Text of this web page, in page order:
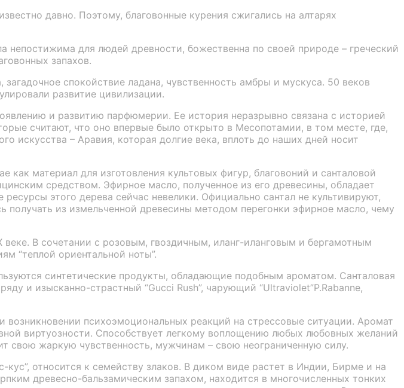
давно. Поэтому, благовонные курения сжигались на алтарях
непостижима для людей древности, божественна по своей природе – греческий
запахов.
спокойствие ладана, чувственность амбры и мускуса. 50 веков
развитие цивилизации.
и развитию парфюмерии. Ее история неразрывно связана с историей
считают, что оно впервые было открыто в Месопотамии, в том месте, где,
искусства – Аравия, которая долгие века, вплоть до наших дней носит
как материал для изготовления культовых фигур, благовоний и санталовой
средством. Эфирное масло, полученное из его древесины, обладает
этого дерева сейчас невелики. Официально сантал не культивируют,
из измельченной древесины методом перегонки эфирное масло, чему
В сочетании с розовым, гвоздичным, иланг-иланговым и бергамотным
“теплой ориентальной ноты”.
синтетические продукты, обладающие подобным ароматом. Санталовая
и изысканно-страстный “Gucci Rush”, чарующий “Ultraviolet”P.Rabanne,
психоэмоциональных реакций на стрессовые ситуации. Аромат
виртуозности. Способствует легкому воплощению любых любовных желаний
жаркую чувственность, мужчинам – свою неограниченную силу.
кус”, относится к семейству злаков. В диком виде растет в Индии, Бирме и на
древесно-бальзамическим запахом, находится в многочисленных тонких